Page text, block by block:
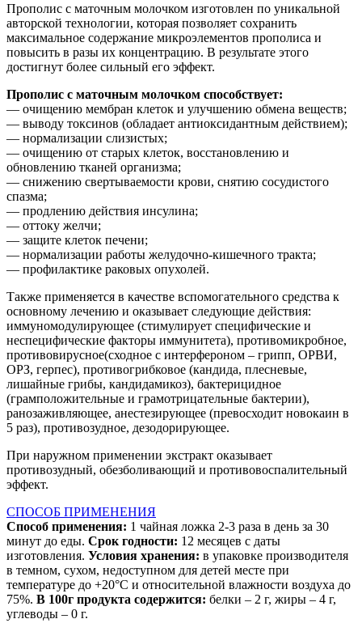
Прополис с маточным молочком изготовлен по уникальной
авторской технологии, которая позволяет сохранить
максимальное содержание микроэлементов прополиса и
повысить в разы их концентрацию. В результате этого
достигнут более сильный его эффект.
Прополис с маточным молочком способствует:
— очищению мембран клеток и улучшению обмена веществ;
— выводу токсинов (обладает антиоксидантным действием);
— нормализации слизистых;
— очищению от старых клеток, восстановлению и
обновлению тканей организма;
— снижению свертываемости крови, снятию сосудистого
спазма;
— продлению действия инсулина;
— оттоку желчи;
— защите клеток печени;
— нормализации работы желудочно-кишечного тракта;
— профилактике раковых опухолей.
Также применяется в качестве вспомогательного средства к
основному лечению и оказывает следующие действия:
иммуномодулирующее (стимулирует специфические и
неспецифические факторы иммунитета), противомикробное,
противовирусное(сходное с интерфероном – грипп, ОРВИ,
ОРЗ, герпес), противогрибковое (кандида, плесневые,
лишайные грибы, кандидамикоз), бактерицидное
(грамположительные и грамотрицательные бактерии),
ранозаживляющее, анестезирующее (превосходит новокаин в
5 раз), противозудное, дезодорирующее.
При наружном применении экстракт оказывает
противозудный, обезболивающий и противовоспалительный
эффект.
СПОСОБ ПРИМЕНЕНИЯ
Способ применения: 1 чайная ложка 2-3 раза в день за 30
минут до еды. Срок годности: 12 месяцев с даты
изготовления. Условия хранения: в упаковке производителя
в темном, сухом, недоступном для детей месте при
температуре до +20°С и относительной влажности воздуха до
75%. В 100г продукта содержится: белки – 2 г, жиры – 4 г,
углеводы – 0 г.